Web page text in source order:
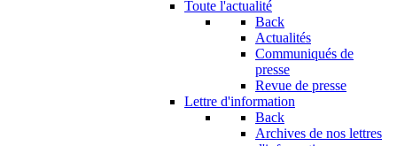
Toute l'actualité
Back
Actualités
Communiqués de
presse
Revue de presse
Lettre d'information
Back
Archives de nos lettres